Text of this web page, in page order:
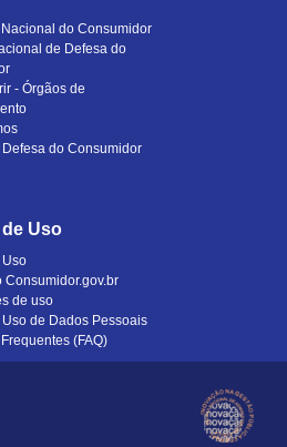
do Consumidor
de Defesa do
- Órgãos de
do Consumidor
Uso
Consumidor.gov.br
de uso
de Dados Pessoais
(FAQ)